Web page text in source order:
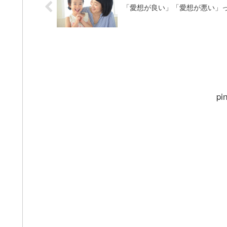
「愛想が良い」「愛想が悪い」